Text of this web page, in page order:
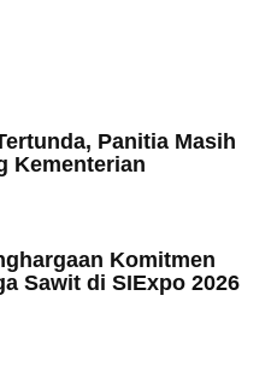
Panitia Masih
Kementerian
Komitmen
Sawit di SIExpo 2026